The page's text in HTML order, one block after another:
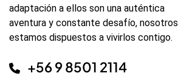
adaptación a ellos son una auténtica
aventura y constante desafío, nosotros
estamos dispuestos a vivirlos contigo.
+56 9 8501 2114